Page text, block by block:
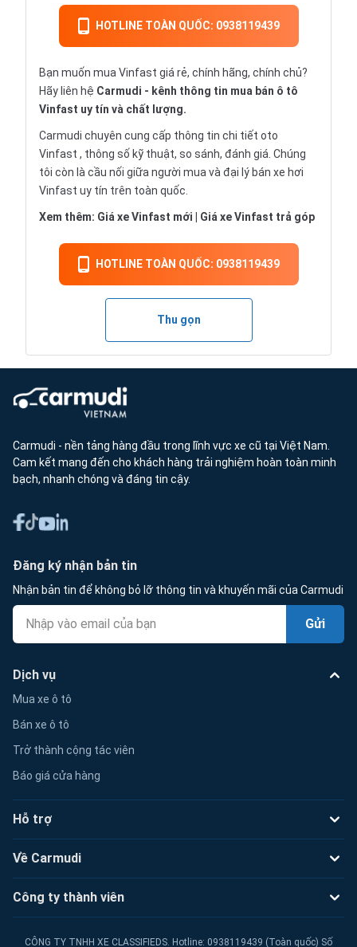
HOTLINE TOÀN QUỐC: 0938119439
Bạn muốn mua Vinfast giá rẻ, chính hãng, chính chủ?
Hãy liên hệ Carmudi - kênh thông tin mua bán ô tô
Vinfast uy tín và chất lượng.
Carmudi chuyên cung cấp thông tin chi tiết oto
Vinfast , thông số kỹ thuật, so sánh, đánh giá. Chúng
tôi còn là cầu nối giữa người mua và đại lý bán xe hơi
Vinfast uy tín trên toàn quốc.
Xem thêm: Giá xe Vinfast mới Giá xe Vinfast trả góp
HOTLINE TOÀN QUỐC: 0938119439
Thu gọn
Carmudi - nền tảng hàng đầu trong lĩnh vực xe cũ tại Việt Nam.
Cam kết mang đến cho khách hàng trải nghiệm hoàn toàn minh
bạch, nhanh chóng và đáng tin cậy.
Đăng ký nhận bản tin
Nhận bản tin để không bỏ lỡ thông tin và khuyến mãi của Carmudi
Gửi
Dịch vụ
Mua xe ô tô
Bán xe ô tô
Trở thành cộng tác viên
Báo giá cửa hàng
Hỗ trợ
Về Carmudi
Công ty thành viên
CÔNG TY TNHH XE CLASSIFIEDS. Hotline: 0938119439 (Toàn quốc) Số